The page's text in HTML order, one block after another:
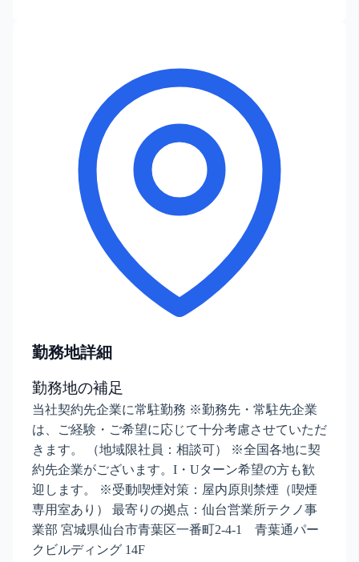
勤務地詳細
勤務地の補足
当社契約先企業に常駐勤務 ※勤務先・常駐先企業
は、ご経験・ご希望に応じて十分考慮させていただ
きます。 （地域限社員：相談可） ※全国各地に契
約先企業がございます。I・Uターン希望の方も歓
迎します。 ※受動喫煙対策：屋内原則禁煙（喫煙
専用室あり） 最寄りの拠点：仙台営業所テクノ事
業部 宮城県仙台市青葉区一番町2-4-1 青葉通パー
クビルディング 14F